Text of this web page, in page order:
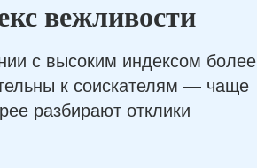
вежливости
с высоким индексом более
к соискателям — чаще
разбирают отклики